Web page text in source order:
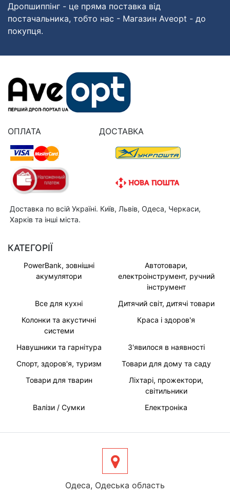
Дропшиппінг - це пряма поставка від
постачальника, тобто нас - Магазин Aveopt - до
покупця.
ОПЛАТА ДОСТАВКА
Доставка по всій Україні. Київ, Львів, Одеса, Черкаси,
Харків та інші міста.
КАТЕГОРІЇ
PowerBank, зовнішні
акумулятори
Автотовари,
електроінструмент, ручний
інструмент
Все для кухні
Дитячий світ, дитячі товари
Колонки та акустичні
системи
Краса і здоров'я
Навушники та гарнітура
З'явилося в наявності
Спорт, здоров'я, туризм
Товари для дому та саду
Товари для тварин
Ліхтарі, прожектори,
світильники
Валізи / Сумки
Електроніка
Одеса, Одеська область